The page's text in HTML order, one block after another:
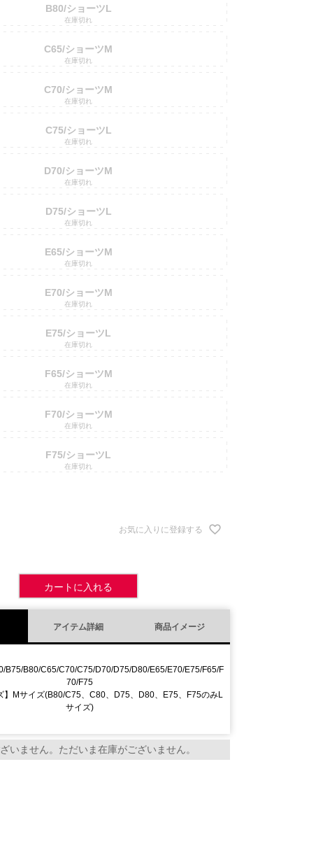
B80/ショーツL
在庫切れ
C65/ショーツM
在庫切れ
C70/ショーツM
在庫切れ
C75/ショーツL
在庫切れ
D70/ショーツM
在庫切れ
D75/ショーツL
在庫切れ
E65/ショーツM
在庫切れ
E70/ショーツM
在庫切れ
E75/ショーツL
在庫切れ
F65/ショーツM
在庫切れ
F70/ショーツM
在庫切れ
F75/ショーツL
在庫切れ
お気に入りに登録する
カートに入れる
アイテム詳細 商品イメージ
B75/B80/C65/C70/C75/D70/D75/D80/E65/E70/E75/F65/F
70/F75
】Mサイズ(B80/C75、C80、D75、D80、E75、F75のみL
サイズ)
いません。ただいま在庫がございません。